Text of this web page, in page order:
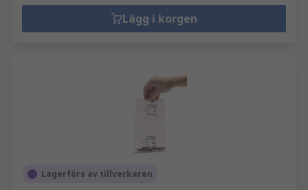
Lägg i korgen
Lagerförs av tillverkaren